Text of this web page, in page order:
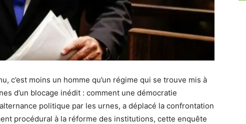
c’est moins un homme qu’un régime qui se trouve mis à
d’un blocage inédit : comment une démocratie
politique par les urnes, a déplacé la confrontation
procédural à la réforme des institutions, cette enquête